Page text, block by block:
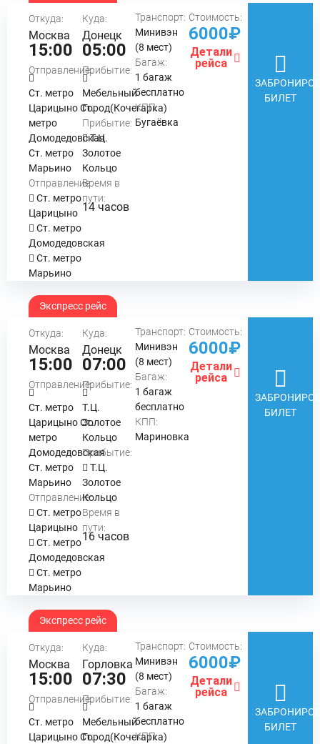
Откуда:
Москва
15:00
Отправление:
Ст. метро
Царицыно Ст.
метро
Домодедовская
Ст. метро
Марьино
Отправление:
Ст. метро
Царицыно
Ст. метро
Домодедовская
Ст. метро
Марьино
Куда:
Донецк
05:00
Прибытие:
Мебельный
Город(Кочегарка)
Прибытие:
Т.Ц.
Золотое
Кольцо
Время в
пути:
14 часов
Транспорт:
Минивэн
(8 мест)
Багаж:
1 багаж
бесплатно
КПП:
Бугаёвка
Стоимость:
6000₽
Детали
рейса
БИЛЕТ
Экспресс рейс
Откуда:
Москва
15:00
Отправление:
Ст. метро
Царицыно Ст.
метро
Домодедовская
Ст. метро
Марьино
Отправление:
Ст. метро
Царицыно
Ст. метро
Домодедовская
Ст. метро
Марьино
Куда:
Донецк
07:00
Прибытие:
Т.Ц.
Золотое
Кольцо
Прибытие:
Т.Ц.
Золотое
Кольцо
Время в
пути:
16 часов
Транспорт:
Минивэн
(8 мест)
Багаж:
1 багаж
бесплатно
КПП:
Мариновка
Стоимость:
6000₽
Детали
рейса
БИЛЕТ
Экспресс рейс
Откуда:
Москва
15:00
Отправление:
Ст. метро
Царицыно Ст.
Куда:
Горловка
07:30
Прибытие:
Мебельный
Город(Кочегарка)
Транспорт:
Минивэн
(8 мест)
Багаж:
1 багаж
бесплатно
КПП:
Стоимость:
6000₽
Детали
рейса
БИЛЕТ